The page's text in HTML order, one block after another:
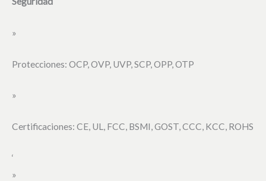
»
Protecciones: OCP, OVP, UVP, SCP, OPP, OTP
»
Certificaciones: CE, UL, FCC, BSMI, GOST, CCC, KCC, ROHS
‘
»